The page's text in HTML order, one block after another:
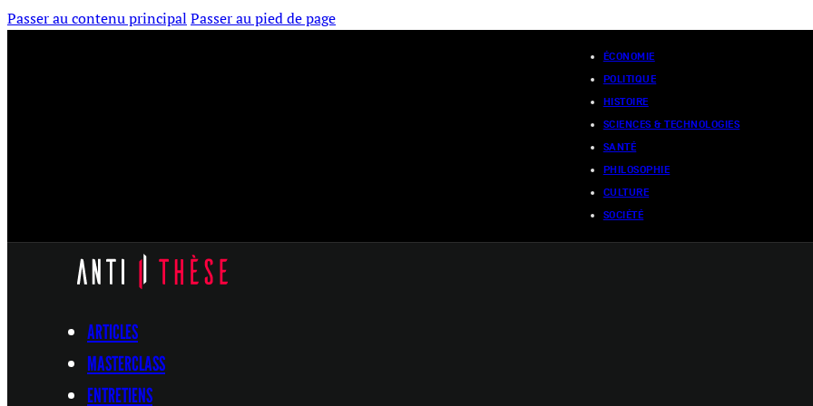
Passer au contenu principal Passer au pied de page
ÉCONOMIE
POLITIQUE
HISTOIRE
SCIENCES & TECHNOLOGIES
SANTÉ
PHILOSOPHIE
CULTURE
SOCIÉTÉ
ARTICLES
MASTERCLASS
ENTRETIENS